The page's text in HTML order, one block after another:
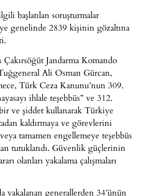
başlatılan soruşturmalar
genelinde 2839 kişinin gözaltına
Çakırsöğüt Jandarma Komando
Ali Osman Gürcan,
Türk Ceza Kanunu’nun 309.
ihlale teşebbüs” ve 312.
ve şiddet kullanarak Türkiye
kaldırmaya ve görevlerini
tamamen engellemeye teşebbüs
tutuklandı. Güvenlik güçlerinin
olanları yakalama çalışmaları
yakalanan generallerden 34’ünün